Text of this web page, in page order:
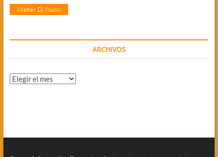
Walter Di Nucci
ARCHIVOS
Archivos